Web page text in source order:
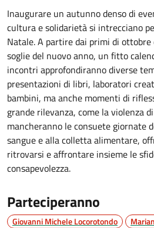
Inaugurare un autunno denso di
cultura e solidarietà si intrecciano
Natale. A partire dai primi di ottobre
soglie del nuovo anno, un fitto
incontri approfondiranno diverse
presentazioni di libri, laboratori
bambini, ma anche momenti di
grande rilevanza, come la violenza
mancheranno le consuete giornate
sangue e alla colletta alimentare,
ritrovarsi e affrontare insieme le
consapevolezza.
Parteciperanno
Giovanni Michele Locorotondo